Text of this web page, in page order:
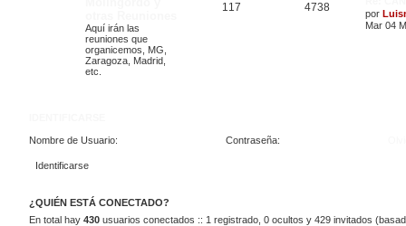
Aquí irán las
reuniones que
organicemos, MG,
Zaragoza, Madrid,
etc.
117 4738
por
Mar 04
Nombre de Usuario: Contraseña:
¿QUIÉN ESTÁ CONECTADO?
En total hay 430 usuarios conectados :: 1 registrado, 0 ocultos y 429 invitados